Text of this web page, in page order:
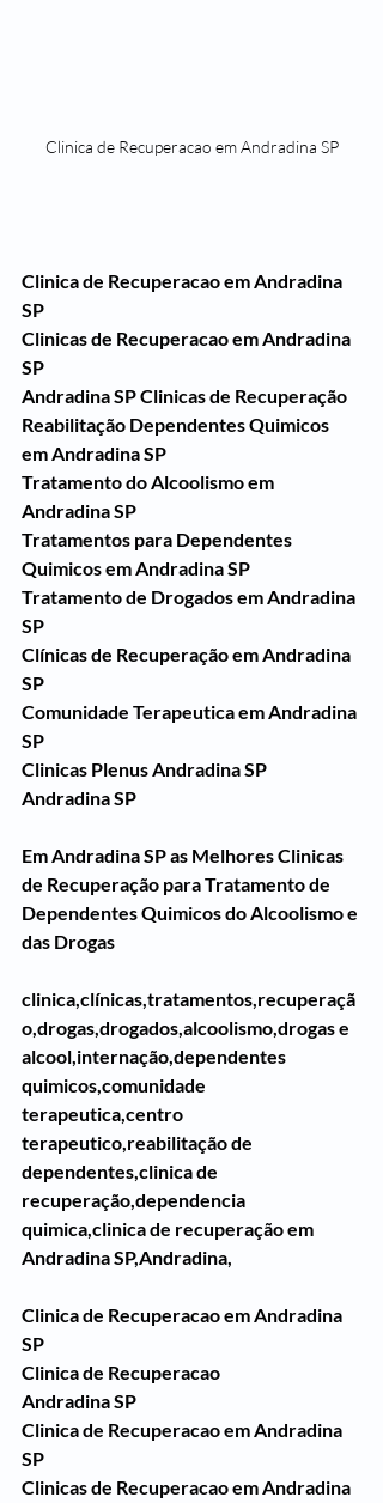
Clinica de Recuperacao em Andradina SP
Clinica de Recuperacao em Andradina
SP
Clinicas de Recuperacao em Andradina
SP
Andradina SP Clinicas de Recuperação
Reabilitação Dependentes Quimicos
em Andradina SP
Tratamento do Alcoolismo em
Andradina SP
Tratamentos para Dependentes
Quimicos em Andradina SP
Tratamento de Drogados em Andradina
SP
Clínicas de Recuperação em Andradina
SP
Comunidade Terapeutica em Andradina
SP
Clinicas Plenus Andradina SP
Andradina SP
Em Andradina SP as Melhores Clinicas
de Recuperação para Tratamento de
Dependentes Quimicos do Alcoolismo e
das Drogas
clinica,clínicas,tratamentos,recuperaçã
o,drogas,drogados,alcoolismo,drogas e
alcool,internação,dependentes
quimicos,comunidade
terapeutica,centro
terapeutico,reabilitação de
dependentes,clinica de
recuperação,dependencia
quimica,clinica de recuperação em
Andradina SP,Andradina,
Clinica de Recuperacao em Andradina
SP
Clinica de Recuperacao
Andradina SP
Clinica de Recuperacao em Andradina
SP
Clinicas de Recuperacao em Andradina